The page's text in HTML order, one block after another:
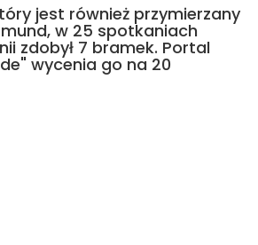
jest również przymierzany
w 25 spotkaniach
zdobył 7 bramek. Portal
wycenia go na 20